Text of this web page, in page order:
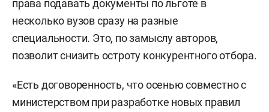
права подавать документы по льготе в
несколько вузов сразу на разные
специальности. Это, по замыслу авторов,
позволит снизить остроту конкурентного отбора.
«Есть договоренность, что осенью совместно с
министерством при разработке новых правил